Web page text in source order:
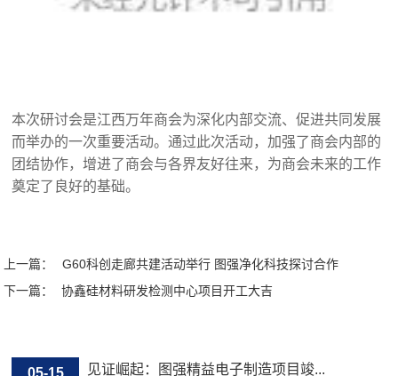
本次研讨会是江西万年商会为深化内部交流、促进共同发展
而举办的一次重要活动。通过此次活动，加强了商会内部的
团结协作，增进了商会与各界友好往来，为商会未来的工作
奠定了良好的基础。
上一篇：
G60科创走廊共建活动举行 图强净化科技探讨合作
下一篇：
协鑫硅材料研发检测中心项目开工大吉
05-15 见证崛起：图强精益电子制造项目竣...